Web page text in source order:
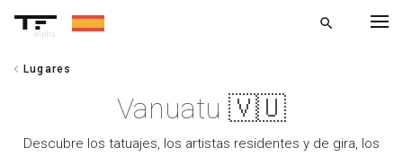
alpha
search
chevron_left Lugares
Vanuatu 🇻🇺
Descubre los tatuajes, los artistas residentes y de gira, los